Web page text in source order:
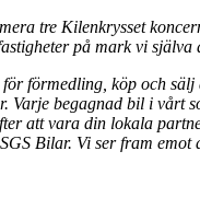
tre Kilenkrysset
på mark vi
förmedling, köp och sälj
Varje begagnad bil i vårt
att vara din lokala
Bilar. Vi ser fram